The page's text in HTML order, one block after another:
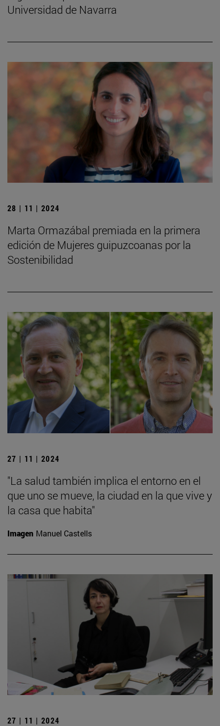
Universidad de Navarra
28 | 11 | 2024
Marta Ormazábal premiada en la primera
edición de Mujeres guipuzcoanas por la
Sostenibilidad
27 | 11 | 2024
"La salud también implica el entorno en el
que uno se mueve, la ciudad en la que vive y
la casa que habita"
Imagen Manuel Castells
27 | 11 | 2024